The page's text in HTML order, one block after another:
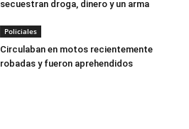
secuestran droga, dinero y un arma
Policiales
Circulaban en motos recientemente
robadas y fueron aprehendidos